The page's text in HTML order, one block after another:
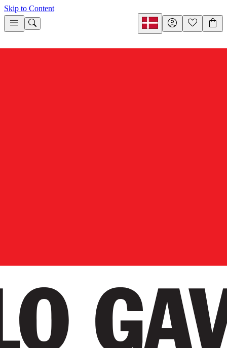
Skip to Content